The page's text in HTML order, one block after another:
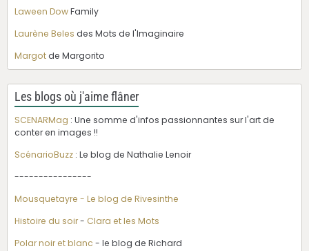
Laween DowFamily
Laurène Beles des Mots de l'Imaginaire
Margotde Margorito
Les blogs où j'aime flâner
SCENARMag : Une somme d'infos passionnantes sur l'art de
conter en images !!
ScénarioBuzz : Le blog de Nathalie Lenoir
----------------
Mousquetayre - Le blog de Rivesinthe
Histoire du soir- Clara et les Mots
Polar noir et blanc - le blog de Richard